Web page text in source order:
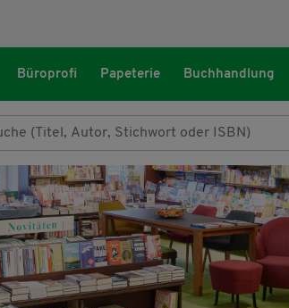
Büroprofi Papeterie Buchhandlung